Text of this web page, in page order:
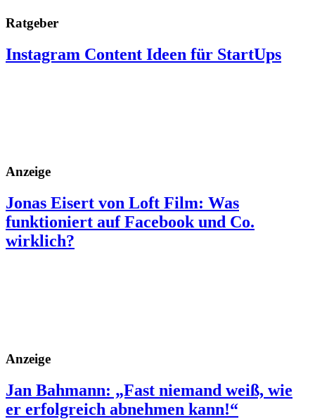
Ratgeber
Instagram Content Ideen für StartUps
Anzeige
Jonas Eisert von Loft Film: Was
funktioniert auf Facebook und Co.
wirklich?
Anzeige
Jan Bahmann: „Fast niemand weiß, wie
er erfolgreich abnehmen kann!“